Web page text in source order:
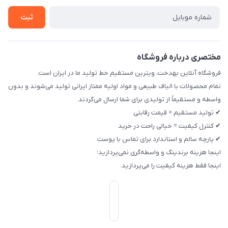
ثبت
مختصری درباره فروشگاه
فروشگاه آنلاین بهدخت، ویترین مستقیم خط تولید ما در ایران است.
تمام محصولات با الیاف طبیعی و مواد اولیه ممتاز ایرانی تولید می‌شوند و بدون
واسطه و مستقیماً از تولیدی برای شما ارسال می‌گردند.
✔ تولید مستقیم = قیمت رقابتی
✔ کنترل کیفیت = خیالی راحت در خرید
✔ پارچه سالم و استاندارد برای تماس با پوست
اینجا هزینه برندینگ و واسطه‌گری نمی‌پردازید؛
اینجا فقط هزینه کیفیت را می‌پردازید.